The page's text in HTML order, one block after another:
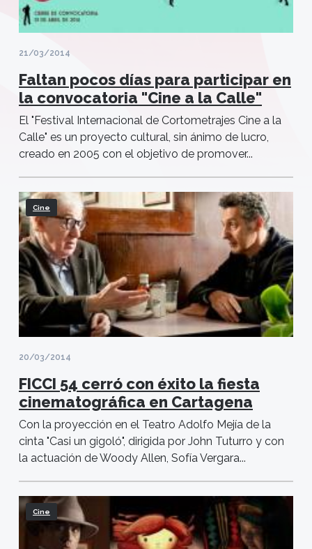
21/03/2014
Faltan pocos días para participar en
la convocatoria "Cine a la Calle"
El "Festival Internacional de Cortometrajes Cine a la
Calle" es un proyecto cultural, sin ánimo de lucro,
creado en 2005 con el objetivo de promover...
Cine
20/03/2014
FICCI 54 cerró con éxito la fiesta
cinematográfica en Cartagena
Con la proyección en el Teatro Adolfo Mejía de la
cinta "Casi un gigoló", dirigida por John Tuturro y con
la actuación de Woody Allen, Sofía Vergara...
Cine